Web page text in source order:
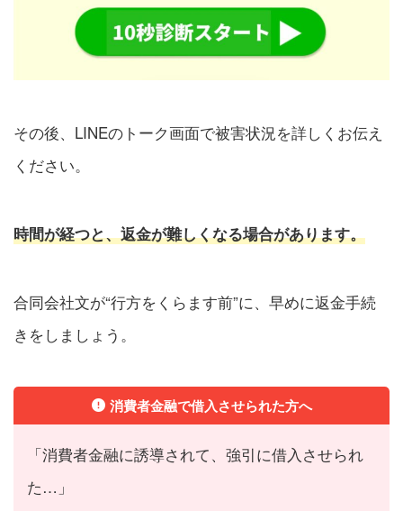
その後、LINEのトーク画面で被害状況を詳しくお伝え
ください。
時間が経つと、返金が難しくなる場合があります。
合同会社文が“行方をくらます前”に、早めに返金手続
きをしましょう。
消費者金融で借入させられた方へ
「消費者金融に誘導されて、強引に借入させられ
た…」